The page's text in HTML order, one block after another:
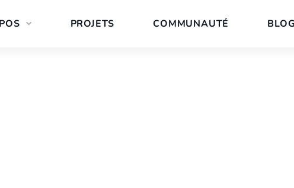
PROJETS COMMUNAUTÉ BLOG